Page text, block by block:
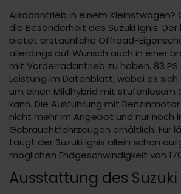
Allradantrieb in einem Kleinstwagen?
die Besonderheit des Suzuki Ignis.
bietet erstaunliche Offroad-
allerdings auf Wunsch auch in einer
mit Vorderradantrieb zu haben. 83
Leistung im Datenblatt, wobei es sich
um einen Mildhybrid mit stufenlosem
kann. Die Ausführung mit
nicht mehr im Angebot und nur noch
Gebrauchtfahrzeugen erhältlich. Für
taugt der Suzuki Ignis allein schon
möglichen Endgeschwindigkeit von
Ausstattung des Suzuki